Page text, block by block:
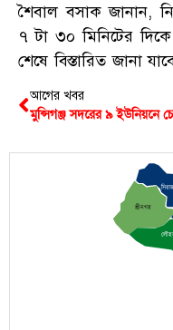
শৈবাল বসাক জানান,
৭ টা ৩০ মিনিটের
শেষে বিস্তারিত জানা
আগের খবর
শ্রীনগর